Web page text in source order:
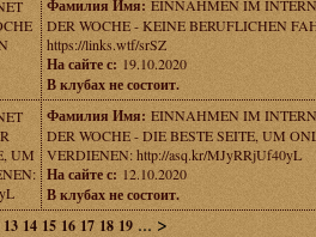
Фамилия Имя: EINNAHMEN IM
DER WOCHE - KEINE BERUFLICHEN
https://links.wtf/srSZ
На сайте с: 19.10.2020
В клубах не состоит.
UM
Фамилия Имя: EINNAHMEN IM
DER WOCHE - DIE BESTE SEITE, UM
VERDIENEN: http://asq.kr/MJyRRjUf40yL
На сайте с: 12.10.2020
В клубах не состоит.
13 14 15 16 17 18 19 ... >